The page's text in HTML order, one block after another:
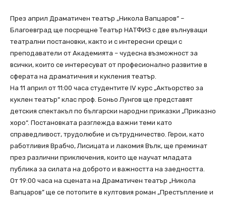
През април Драматичен театър „Никола Вапцаров“ –
Благоевград ще посрещне Театър НАТФИЗ с две вълнуващи
театрални постановки, както и с интересни срещи с
преподаватели от Академията – чудесна възможност за
всички, които се интересуват от професионално развитие в
сферата на драматичния и кукления театър.
На 11 април от 11:00 часа студентите IV курс „Актьорство за
куклен театър“ клас проф. Боньо Лунгов ще представят
детския спектакъл по български народни приказки „Приказно
хоро“. Постановката разглежда важни теми като
справедливост, трудолюбие и сътрудничество. Герои, като
работливия Врабчо, Лисицата и лакомия Вълк, ще преминат
през различни приключения, които ще научат младата
публика за силата на доброто и важността на заедността.
От 19:00 часа на сцената на Драматичен театър „Никола
Вапцаров” ще се потопите в култовия роман „Престъпление и